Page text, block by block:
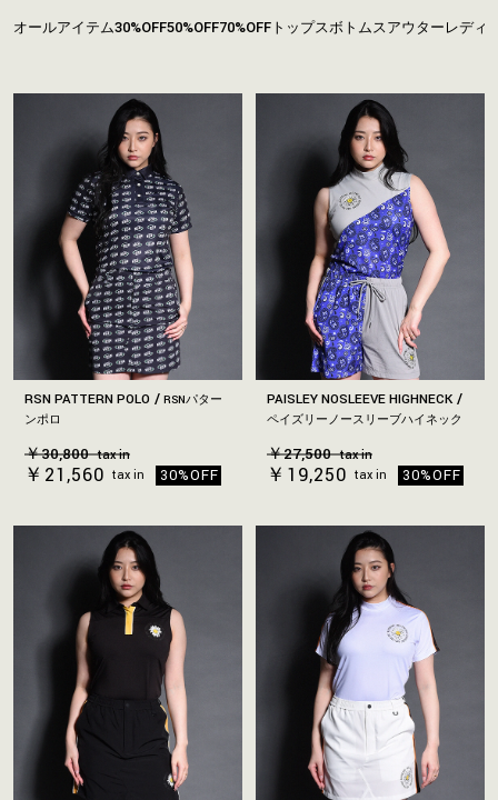
オールアイテム30%OFF50%OFF70%OFF トップスボトムスアウター レディ
RSN PATTERN POLO
RSNパター
ンポロ
￥30,800 tax in
￥21,560 tax in 30%OFF
PAISLEY NOSLEEVE HIGHNECK
ペイズリーノースリーブハイネック
￥27,500 tax in
￥19,250 tax in 30%OFF